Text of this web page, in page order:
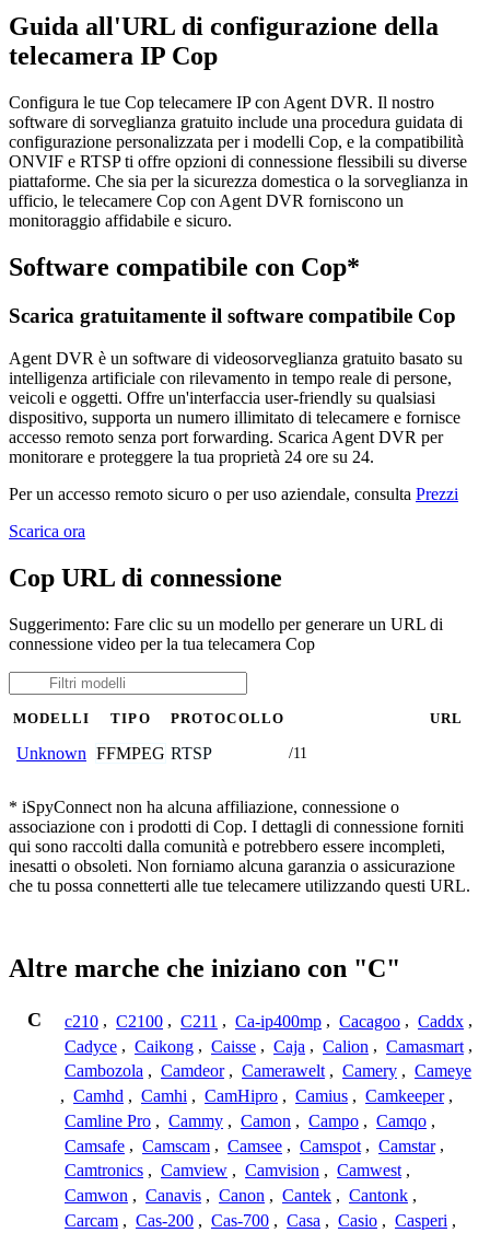
Guida all'URL di configurazione della
telecamera IP Cop
Configura le tue Cop telecamere IP con Agent DVR. Il nostro
software di sorveglianza gratuito include una procedura guidata di
configurazione personalizzata per i modelli Cop, e la compatibilità
ONVIF e RTSP ti offre opzioni di connessione flessibili su diverse
piattaforme. Che sia per la sicurezza domestica o la sorveglianza in
ufficio, le telecamere Cop con Agent DVR forniscono un
monitoraggio affidabile e sicuro.
Software compatibile con Cop*
Scarica gratuitamente il software compatibile Cop
Agent DVR è un software di videosorveglianza gratuito basato su
intelligenza artificiale con rilevamento in tempo reale di persone,
veicoli e oggetti. Offre un'interfaccia user-friendly su qualsiasi
dispositivo, supporta un numero illimitato di telecamere e fornisce
accesso remoto senza port forwarding. Scarica Agent DVR per
monitorare e proteggere la tua proprietà 24 ore su 24.
Per un accesso remoto sicuro o per uso aziendale, consulta Prezzi
Scarica ora
Cop URL di connessione
Suggerimento: Fare clic su un modello per generare un URL di
connessione video per la tua telecamera Cop
MODELLI TIPO PROTOCOLLO URL
Unknown FFMPEG RTSP /11
* iSpyConnect non ha alcuna affiliazione, connessione o
associazione con i prodotti di Cop. I dettagli di connessione forniti
qui sono raccolti dalla comunità e potrebbero essere incompleti,
inesatti o obsoleti. Non forniamo alcuna garanzia o assicurazione
che tu possa connetterti alle tue telecamere utilizzando questi URL.
Altre marche che iniziano con "C"
C c210 , C2100 , C211 , Ca-ip400mp , Cacagoo , Caddx ,
Cadyce , Caikong , Caisse , Caja , Calion , Camasmart ,
Cambozola , Camdeor , Camerawelt , Camery , Cameye
, Camhd , Camhi , CamHipro , Camius , Camkeeper ,
Camline Pro , Cammy , Camon , Campo , Camqo ,
Camsafe , Camscam , Camsee , Camspot , Camstar ,
Camtronics , Camview , Camvision , Camwest ,
Camwon , Canavis , Canon , Cantek , Cantonk ,
Carcam , Cas-200 , Cas-700 , Casa , Casio , Casperi ,